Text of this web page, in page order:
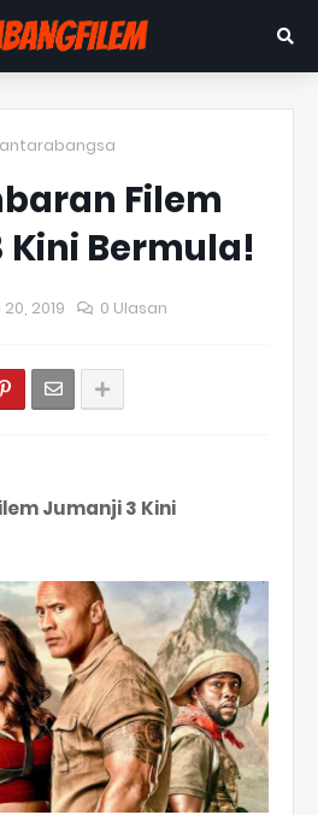
Filem
Bermula!
2019 0 Ulasan
Jumanji 3 Kini